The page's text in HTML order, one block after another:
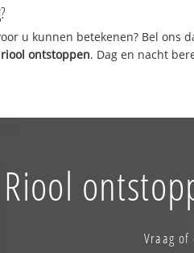
u kunnen betekenen? Bel ons
riool ontstoppen. Dag en nacht
Riool
Vraag